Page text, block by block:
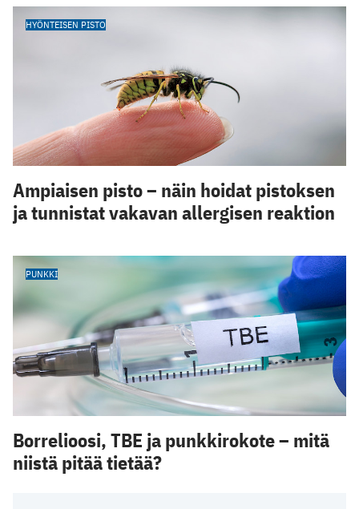
HYÖNTEISEN PISTO
Ampiaisen pisto – näin hoidat pistoksen
ja tunnistat vakavan allergisen reaktion
PUNKKI
Borrelioosi, TBE ja punkkirokote – mitä
niistä pitää tietää?